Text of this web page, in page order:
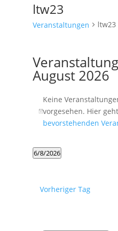
ltw23
Veranstaltungen ltw23
August 2026
Hinweis
Keine
vorgesehen. Hier
bevorstehenden
6/8/2026
Vorheriger Tag